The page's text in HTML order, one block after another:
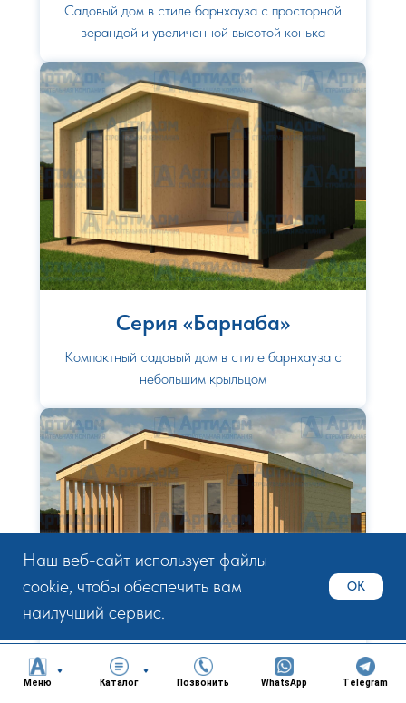
Меню Каталог Позвонить WhatsApp Telegram
Садовый дом в стиле барнхауза с просторной
верандой и увеличенной высотой конька
Серия «Барнаба»
Компактный садовый дом в стиле барнхауза с
небольшим крыльцом
Серия «Индеец»
Наш веб-сайт использует файлы
cookie, чтобы обеспечить вам
наилучший сервис.
OK